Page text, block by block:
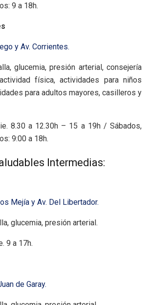
9 a 18h.
y Av. Corrientes.
glucemia, presión arterial, consejería
física, actividades para niños
para adultos mayores, casilleros y
8.30 a 12.30h – 15 a 19h / Sábados,
9:00 a 18h.
Intermedias:
Mejía y Av. Del Libertador.
glucemia, presión arterial.
9 a 17h.
de Garay.